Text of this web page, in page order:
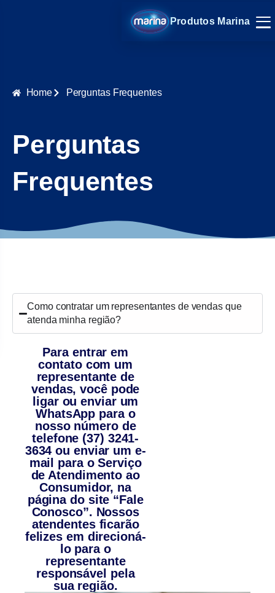
Home Perguntas Frequentes
Perguntas
Frequentes
Produtos Marina
Como contratar um representantes de vendas que
atenda minha região?
Para entrar em
contato com um
representante de
vendas, você pode
ligar ou enviar um
WhatsApp para o
nosso número de
telefone (37) 3241-
3634 ou enviar um e-
mail para o Serviço
de Atendimento ao
Consumidor, na
página do site “Fale
Conosco”. Nossos
atendentes ficarão
felizes em direcioná-
lo para o
representante
responsável pela
sua região.